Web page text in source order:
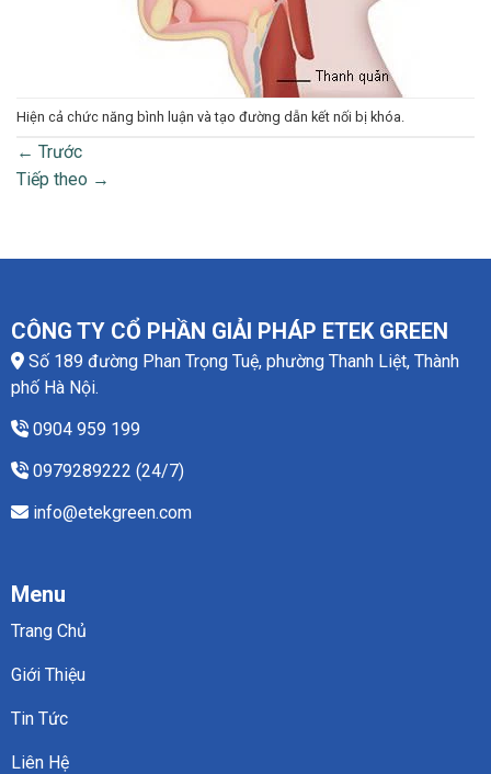
Hiện cả chức năng bình luận và tạo đường dẫn kết nối bị khóa.
← Trước
Tiếp theo →
CÔNG TY CỔ PHẦN GIẢI PHÁP ETEK GREEN
Số 189 đường Phan Trọng Tuệ, phường Thanh Liệt, Thành
phố Hà Nội.
0904 959 199
0979289222 (24/7)
info@etekgreen.com
Menu
Trang Chủ
Giới Thiệu
Tin Tức
Liên Hệ